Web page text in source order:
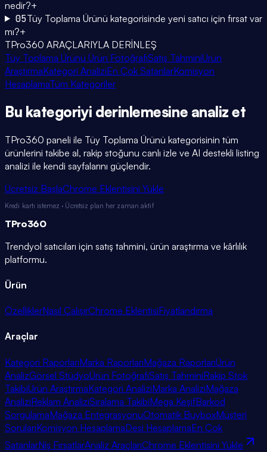
nedir?+
05Tüy Toplama Ürünü kategorisinde yeni satıcı için fırsat var
mı?+
TPro360 ARAÇLARIYLA DERİNLEŞ
Tüy Toplama Ürünü Ürün FotoğrafıSatış TahminiÜrün
AraştırmaKategori AnaliziEn Çok SatanlarKomisyon
HesaplamaTüm Kategoriler
Bu kategoriyi derinlemesine analiz et
TPro360 paneli ile Tüy Toplama Ürünü kategorisinin tüm
ürünlerini takibe al, rakip stoğunu canlı izle ve AI destekli listing
analizi ile kendi sayfalarını güçlendir.
Ücretsiz BaşlaChrome Eklentisini Yükle
Kredi kartı istemez · Ücretsiz plan her zaman aktif
TPro360
Trendyol satıcıları için satış tahmini, ürün araştırma ve kârlılık
platformu.
Ürün
ÖzelliklerNasıl ÇalışırChrome EklentisiFiyatlandırma
Araçlar
Kategori RaporlarıMarka RaporlarıMağaza RaporlarıÜrün
AnalizGörsel StüdyoÜrün FotoğrafıSatış TahminiRakip Stok
TakibiÜrün AraştırmaKategori AnaliziMarka AnaliziMağaza
AnaliziReklam AnaliziSıralama TakibiMega KeşifBarkod
SorgulamaMağaza EntegrasyonuOtomatik BuyboxMüşteri
SorularıKomisyon HesaplamaDesi HesaplamaEn Çok
SatanlarNiş FırsatlarAnaliz AraçlarıChrome Eklentisini Yükle